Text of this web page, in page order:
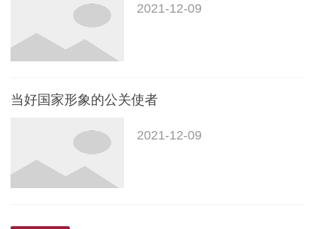
2021-12-09
当好国家形象的公关使者
2021-12-09